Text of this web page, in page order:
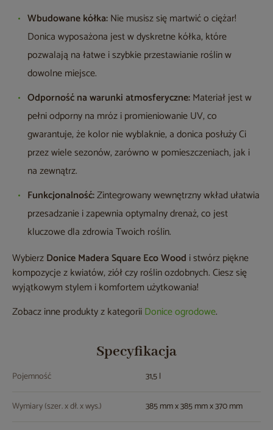
Wbudowane kółka:Nie musisz się martwić o ciężar!
Donica wyposażona jest w dyskretne kółka, które
pozwalają na łatwe i szybkie przestawianie roślin w
dowolne miejsce.
Odporność na warunki atmosferyczne:Materiał jest w
pełni odporny na mróz i promieniowanie UV, co
gwarantuje, że kolor nie wyblaknie, a donica posłuży Ci
przez wiele sezonów, zarówno w pomieszczeniach, jak i
na zewnątrz.
Funkcjonalność:Zintegrowany wewnętrzny wkład ułatwia
przesadzanie i zapewnia optymalny drenaż, co jest
kluczowe dla zdrowia Twoich roślin.
WybierzDonice Madera Square Eco Wood i stwórz piękne
kompozycje z kwiatów, ziół czy roślin ozdobnych. Ciesz się
wyjątkowym stylem i komfortem użytkowania!
Zobacz inne produkty z kategoriiDonice ogrodowe.
Specyfikacja
Pojemność 31,5 l
Wymiary (szer. x dł. x wys.) 385 mm x 385 mm x 370 mm